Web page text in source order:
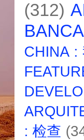
(312)
CHINA :
: 检查